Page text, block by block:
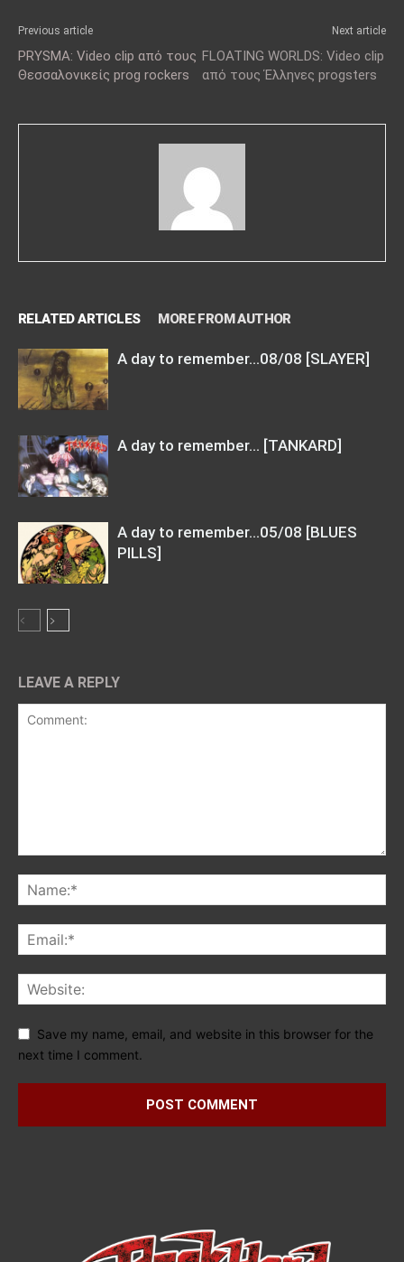
Previous article
PRYSMA: Video clip από τους
Θεσσαλονικείς prog rockers
Next article
FLOATING WORLDS: Video clip
από τους Έλληνες progsters
RELATED ARTICLES MORE FROM AUTHOR
A day to remember…08/08 [SLAYER]
A day to remember… [TANKARD]
A day to remember…05/08 [BLUES
PILLS]
LEAVE A REPLY
Save my name, email, and website in this browser for the
next time I comment.